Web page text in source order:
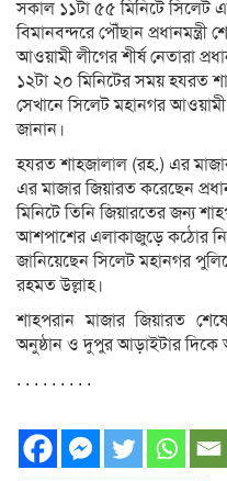
সকাল ১১টা ৫৫ মিনিটে সিলেট
বিমানবন্দরে পৌঁছান
আওয়ামী লীগের শীর্ষ নেতারা
১২টা ২০ মিনিটের সময় হযরত
সেখানে সিলেট মহানগর আওয়ামী
জানান।
হযরত শাহজালাল (রহ.) এর
এর মাজার জিয়ারত করেছেন
মিনিটে তিনি জিয়ারতের জন্য
আশপাশের এলাকাজুড়ে কঠোর
জানিয়েছেন সিলেট মহানগর
রহমত উল্লাহ।
শাহপরান মাজার জিয়ারত
অনুষ্ঠান ও দুপুর আড়াইটার দিকে
. . . . . . . . .